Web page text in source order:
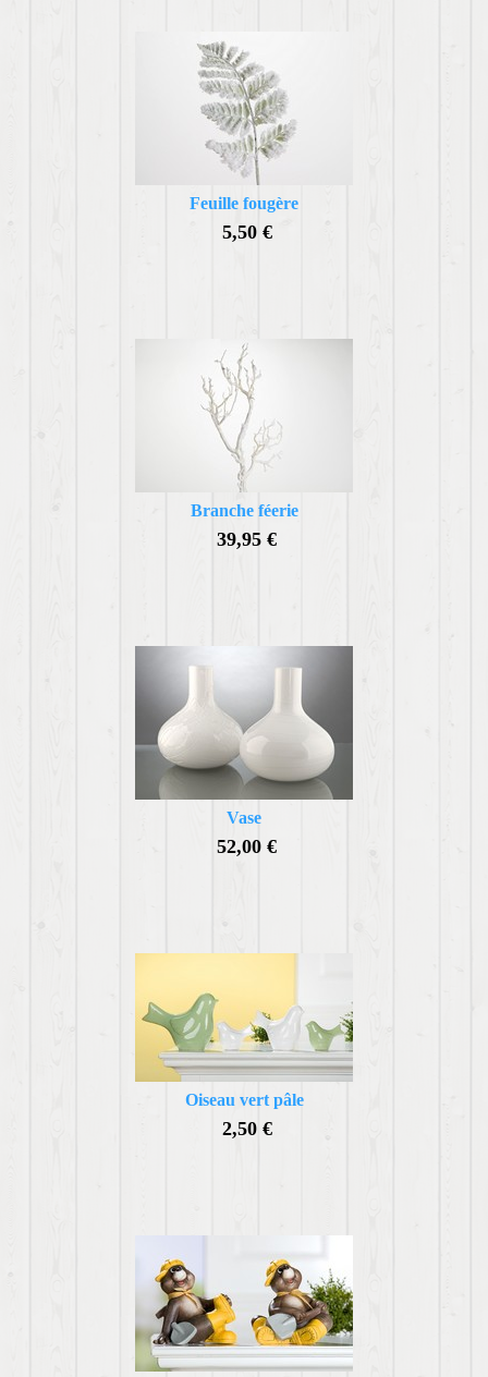
Feuille fougère
5,50 €
Branche féerie
39,95 €
Vase
52,00 €
Oiseau vert pâle
2,50 €